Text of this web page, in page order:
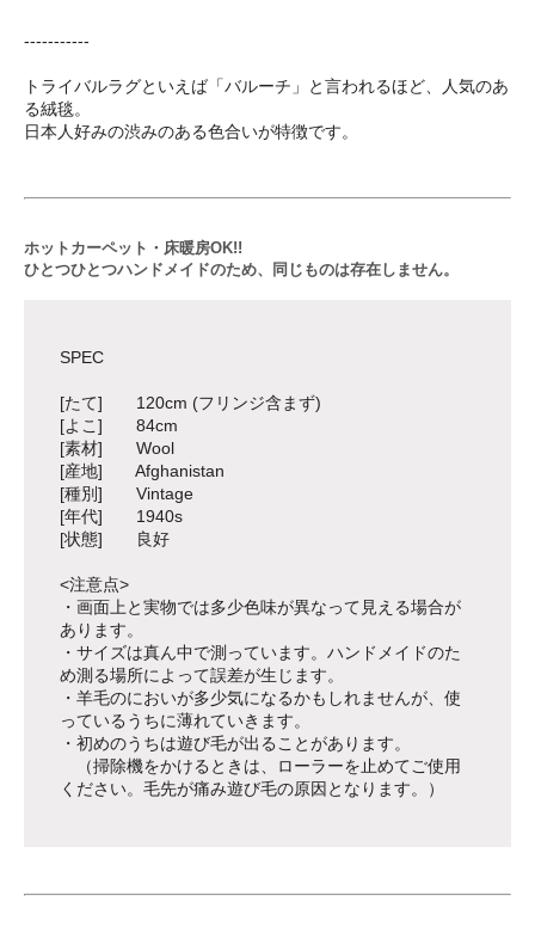
-----------
トライバルラグといえば「バルーチ」と言われるほど、人気のあ
る絨毯。
日本人好みの渋みのある色合いが特徴です。
ホットカーペット・床暖房OK!!
ひとつひとつハンドメイドのため、同じものは存在しません。
SPEC
[たて] 120cm (フリンジ含まず)
[よこ] 84cm
[素材] Wool
[産地] Afghanistan
[種別] Vintage
[年代] 1940s
[状態] 良好
<注意点>
・画面上と実物では多少色味が異なって見える場合が
あります。
・サイズは真ん中で測っています。ハンドメイドのた
め測る場所によって誤差が生じます。
・羊毛のにおいが多少気になるかもしれませんが、使
っているうちに薄れていきます。
・初めのうちは遊び毛が出ることがあります。
（掃除機をかけるときは、ローラーを止めてご使用
ください。毛先が痛み遊び毛の原因となります。）